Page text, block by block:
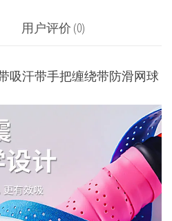
用户评价 (0)
吸汗带手把缠绕带防滑网球